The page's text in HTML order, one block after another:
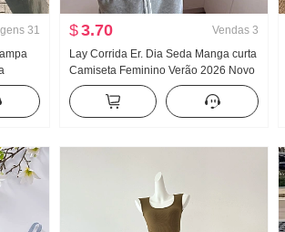
31
Top
$3.70 Vendas 3
Lay Corrida Er. Dia Seda Manga curta
Camiseta Feminino Verão 2026 Novo
Frio Sentido Dentro Pegue O fundo do
poço Ajustado Voar Manga Top